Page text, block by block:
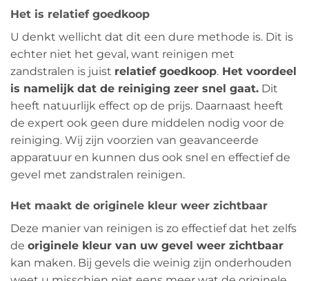
Het is relatief goedkoop
U denkt wellicht dat dit een dure methode is. Dit is
echter niet het geval, want reinigen met
zandstralen is juist relatief goedkoop. Het voordeel
is namelijk dat de reiniging zeer snel gaat. Dit
heeft natuurlijk effect op de prijs. Daarnaast heeft
de expert ook geen dure middelen nodig voor de
reiniging. Wij zijn voorzien van geavanceerde
apparatuur en kunnen dus ook snel en effectief de
gevel met zandstralen reinigen.
Het maakt de originele kleur weer zichtbaar
Deze manier van reinigen is zo effectief dat het zelfs
de originele kleur van uw gevel weer zichtbaar
kan maken. Bij gevels die weinig zijn onderhouden